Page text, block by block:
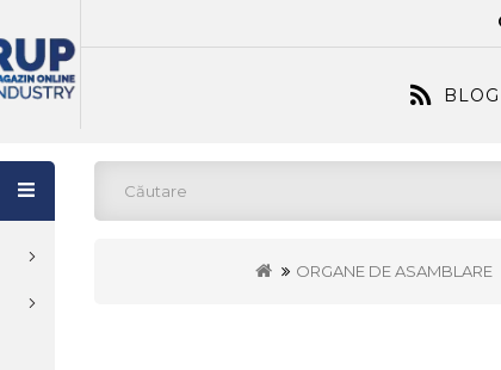
BLOG
ORGANE DE ASAMBLARE